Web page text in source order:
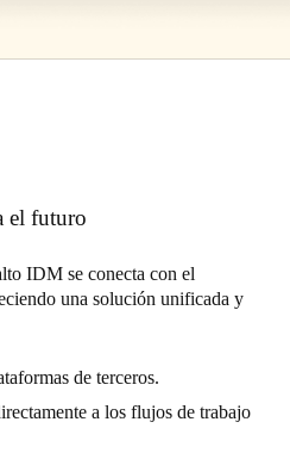
el futuro
IDM se conecta con el
una solución unificada y
de terceros.
a los flujos de trabajo